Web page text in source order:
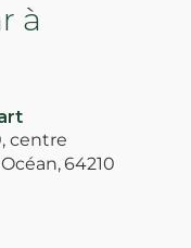
à
centre
64210